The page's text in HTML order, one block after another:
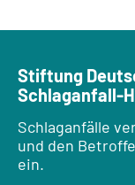
Stiftung
Schlaganfall-
Schlaganfälle
und den
ein.